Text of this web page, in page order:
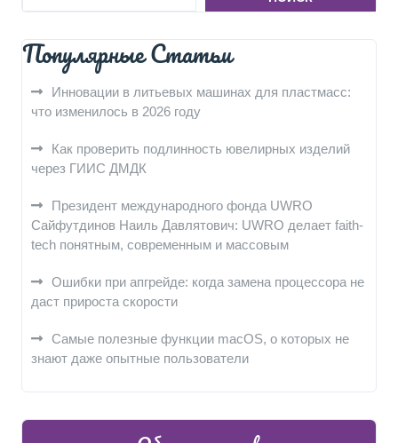
Популярные Статьи
Инновации в литьевых машинах для пластмасс:
что изменилось в 2026 году
Как проверить подлинность ювелирных изделий
через ГИИС ДМДК
Президент международного фонда UWRO
Сайфутдинов Наиль Давлятович: UWRO делает faith-
tech понятным, современным и массовым
Ошибки при апгрейде: когда замена процессора не
даст прироста скорости
Самые полезные функции macOS, о которых не
знают даже опытные пользователи